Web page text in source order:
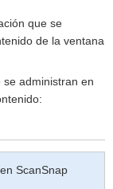
que se
de la ventana
administran en
ScanSnap